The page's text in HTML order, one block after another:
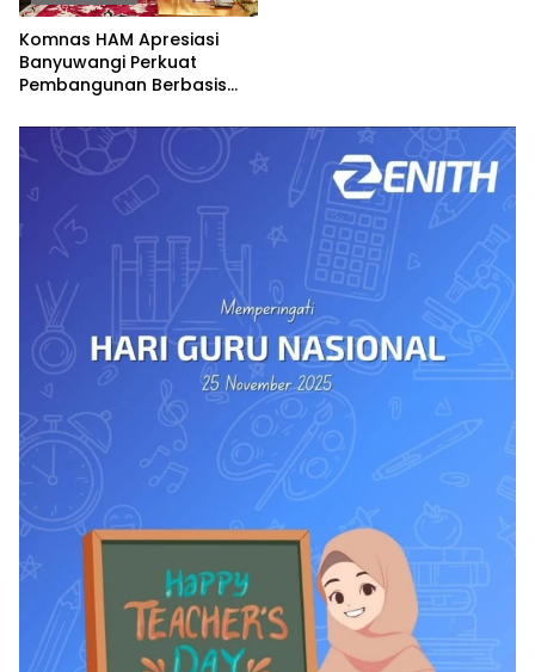
Komnas HAM Apresiasi
Banyuwangi Perkuat
Pembangunan Berbasis